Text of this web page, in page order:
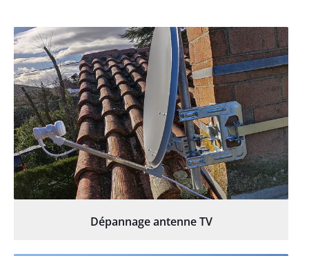
Dépannage antenne TV